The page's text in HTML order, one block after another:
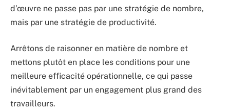
d’œuvre ne passe pas par une stratégie de nombre,
mais par une stratégie de productivité.
Arrêtons de raisonner en matière de nombre et
mettons plutôt en place les conditions pour une
meilleure efficacité opérationnelle, ce qui passe
inévitablement par un engagement plus grand des
travailleurs.